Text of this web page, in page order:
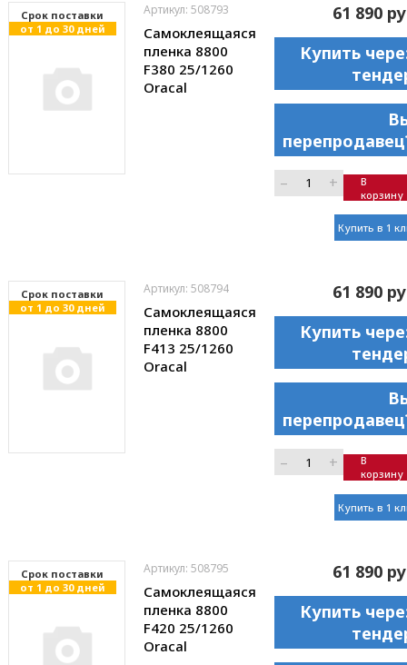
Cрок поставки
от 1 до 30 дней
Артикул: 508793
Самоклеящаяся
пленка 8800
F380 25/1260
Oracal
61 890
Купить
– +
В
корзину
Купить в 1
Cрок поставки
от 1 до 30 дней
Артикул: 508794
Самоклеящаяся
пленка 8800
F413 25/1260
Oracal
61 890
Купить
– +
В
корзину
Купить в 1
Cрок поставки
от 1 до 30 дней
Артикул: 508795
Самоклеящаяся
пленка 8800
F420 25/1260
Oracal
61 890
Купить